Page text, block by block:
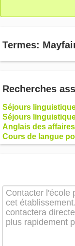
Termes:
Recherches
Séjours
Séjours
Anglais des affaires
Cours de langue